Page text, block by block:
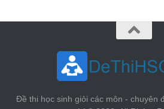
Đề thi học sinh giỏi các môn - chuyên